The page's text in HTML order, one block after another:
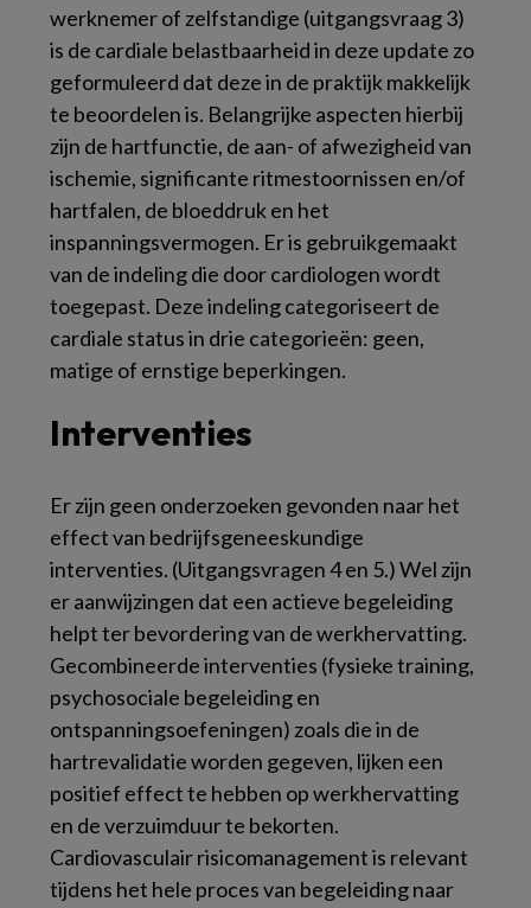
werknemer of zelfstandige (uitgangsvraag 3)
is de cardiale belastbaarheid in deze update zo
geformuleerd dat deze in de praktijk makkelijk
te beoordelen is. Belangrijke aspecten hierbij
zijn de hartfunctie, de aan- of afwezigheid van
ischemie, significante ritmestoornissen en/of
hartfalen, de bloeddruk en het
inspanningsvermogen. Er is gebruikgemaakt
van de indeling die door cardiologen wordt
toegepast. Deze indeling categoriseert de
cardiale status in drie categorieën: geen,
matige of ernstige beperkingen.
Interventies
Er zijn geen onderzoeken gevonden naar het
effect van bedrijfsgeneeskundige
interventies. (Uitgangsvragen 4 en 5.) Wel zijn
er aanwijzingen dat een actieve begeleiding
helpt ter bevordering van de werkhervatting.
Gecombineerde interventies (fysieke training,
psychosociale begeleiding en
ontspanningsoefeningen) zoals die in de
hartrevalidatie worden gegeven, lijken een
positief effect te hebben op werkhervatting
en de verzuimduur te bekorten.
Cardiovasculair risicomanagement is relevant
tijdens het hele proces van begeleiding naar